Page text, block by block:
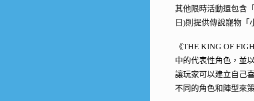
其他限時活動還包含
日)則提供傳說寵物「
《THE KING OF
中的代表性角色，並
讓玩家可以建立自己
不同的角色和陣型來